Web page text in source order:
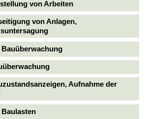
von Arbeiten
von Anlagen,
Aufnahme der